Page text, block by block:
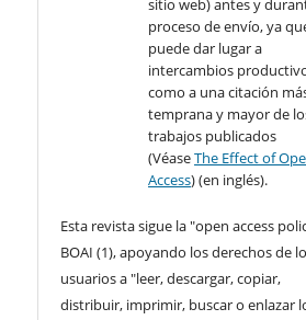
sitio web) antes y
proceso de envío, ya
puede dar lugar a
intercambios
como a una citación
temprana y mayor de
trabajos publicados
(VéaseThe Effect of
Access) (en inglés).
Esta revista sigue la "open access
BOAI (1), apoyando los derechos de
usuarios a "leer, descargar, copiar,
distribuir, imprimir, buscar o enlazar